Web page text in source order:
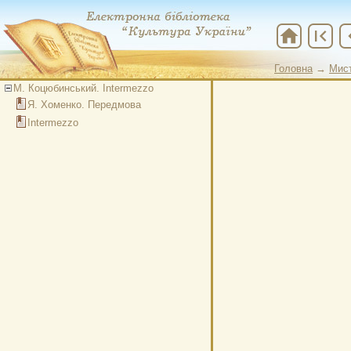
Головна →
Головна→
home first_page
М. Коцюбинський. Intermezzo
Я. Хоменко. Передмова
Intermezzo